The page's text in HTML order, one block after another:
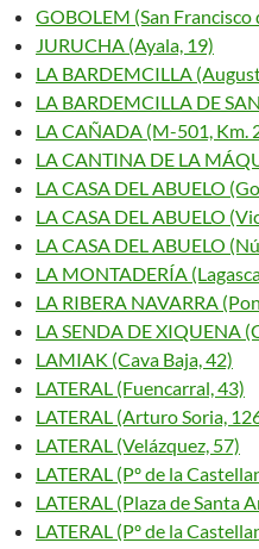
GOBOLEM (San Francisco
JURUCHA (Ayala, 19)
LA BARDEMCILLA
LA BARDEMCILLA DE
LA CAÑADA (M-501, Km.
LA CANTINA DE LA
LA CASA DEL ABUELO
LA CASA DEL ABUELO
LA CASA DEL ABUELO
LA MONTADERÍA
LA RIBERA NAVARRA
LA SENDA DE XIQUENA
LAMIAK (Cava Baja, 42)
LATERAL (Fuencarral, 43)
LATERAL (Arturo Soria,
LATERAL (Velázquez, 57)
LATERAL (Pº de la
LATERAL (Plaza de Santa
LATERAL (Pº de la